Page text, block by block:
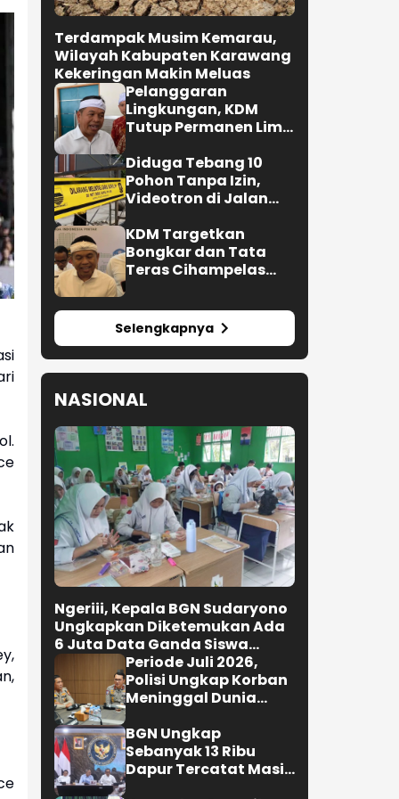
Terdampak Musim Kemarau,
Wilayah Kabupaten Karawang
Kekeringan Makin Meluas
Pelanggaran
Lingkungan, KDM
Tutup Permanen Lima
di Cipatat
Diduga Tebang 10
Pohon Tanpa Izin,
Videotron di Jalan
Bongkar dan Tata
Beres Oktober 2026
Selengkapnya
NASIONAL
Ngeriii, Kepala BGN Sudaryono
Ungkapkan Diketemukan Ada